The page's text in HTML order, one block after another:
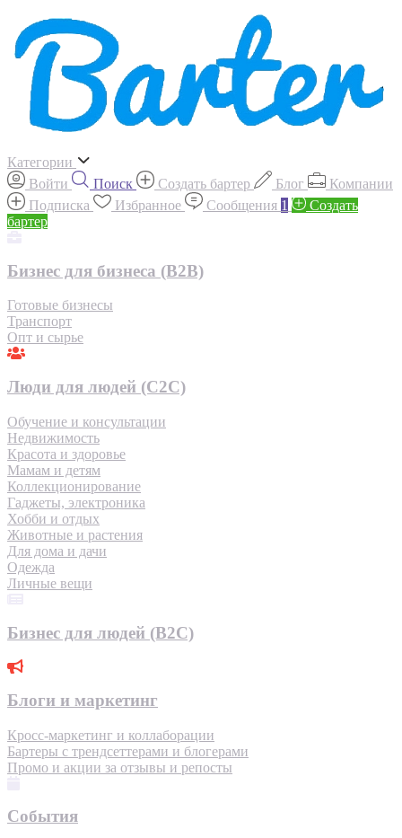
Категории
Войти
Поиск Создать бартер Блог
Компании
Подписка
Избранное Сообщения 1
Создать
бартер
Бизнес для бизнеса (B2B)
Готовые бизнесы
Транспорт
Опт и сырье
Люди для людей (С2С)
Обучение и консультации
Недвижимость
Красота и здоровье
Мамам и детям
Коллекционирование
Гаджеты, электроника
Хобби и отдых
Животные и растения
Для дома и дачи
Одежда
Личные вещи
Бизнес для людей (B2C)
Блоги и маркетинг
Кросс-маркетинг и коллаборации
Бартеры с трендсеттерами и блогерами
Промо и акции за отзывы и репосты
События